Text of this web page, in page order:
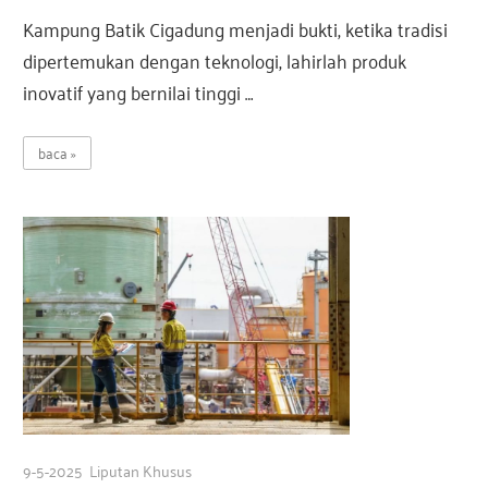
Kampung Batik Cigadung menjadi bukti, ketika tradisi
dipertemukan dengan teknologi, lahirlah produk
inovatif yang bernilai tinggi …
baca
9-5-2025 Liputan Khusus